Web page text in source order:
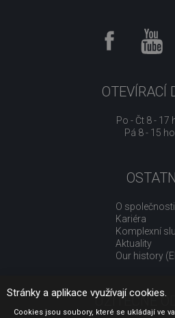
OTEVÍRACÍ
Po - Čt 8 - 17
Pá 8 - 15
O společnosti
Kariéra
Komplexní
Aktuality
Our history
UŽITEČNÉ
Stránky a aplikace využívají cookies.
Cookies jsou soubory, které se ukládají ve